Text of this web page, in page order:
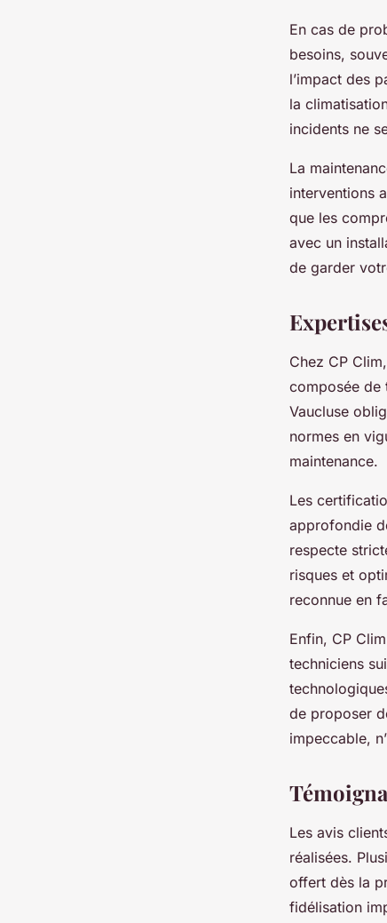
En cas de
besoins,
l’impact des
la
incidents ne
La
interventions
que les
avec un
de garder
Chez CP
composée de
Vaucluse
normes en
maintenance.
Les
approfondie
respecte
risques et
reconnue en
Enfin, CP
techniciens
de proposer
impeccable,
Les avis
réalisées.
offert dès la
fidélisation